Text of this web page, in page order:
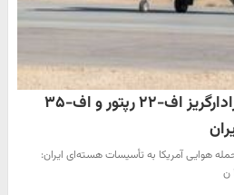
استفاده ازجنگنده‌های رادارگریز اف-۲۲ رپتور و اف-۳۵
هوایی آمریکا به تأسیسات هسته‌ای ایران: